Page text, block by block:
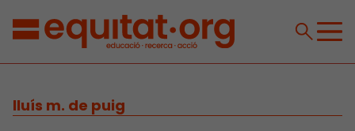
lluís m. de puig